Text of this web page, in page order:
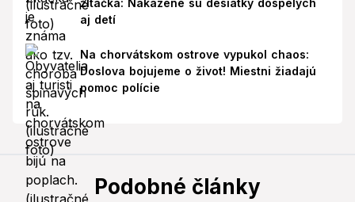
aj detí
Na chorvátskom ostrove vypukol chaos:
Doslova bojujeme o život! Miestni žiadajú
pomoc polície
Podobné články